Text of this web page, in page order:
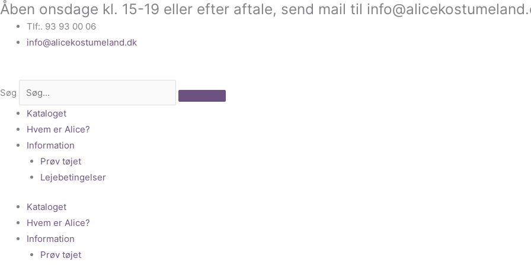
Gå
indholdet
Åben onsdage kl. 15-19 eller efter aftale, send mail til
Tlf:. 93 93 00 06
info@alicekostumeland.dk
Søg
Kataloget
Hvem er Alice?
Information
Prøv tøjet
Lejebetingelser
Kataloget
Hvem er Alice?
Information
Prøv tøjet